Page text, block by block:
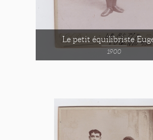
Le petit équilibriste
1900